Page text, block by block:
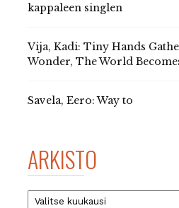
kappaleen singlen
Vija, Kadi: Tiny Hands
Wonder, The World
Savela, Eero: Way to
ARKISTO
Arkisto